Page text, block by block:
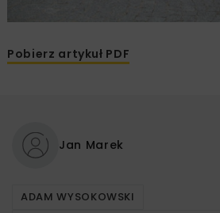
Pobierz artykuł PDF
Jan Marek
ADAM WYSOKOWSKI